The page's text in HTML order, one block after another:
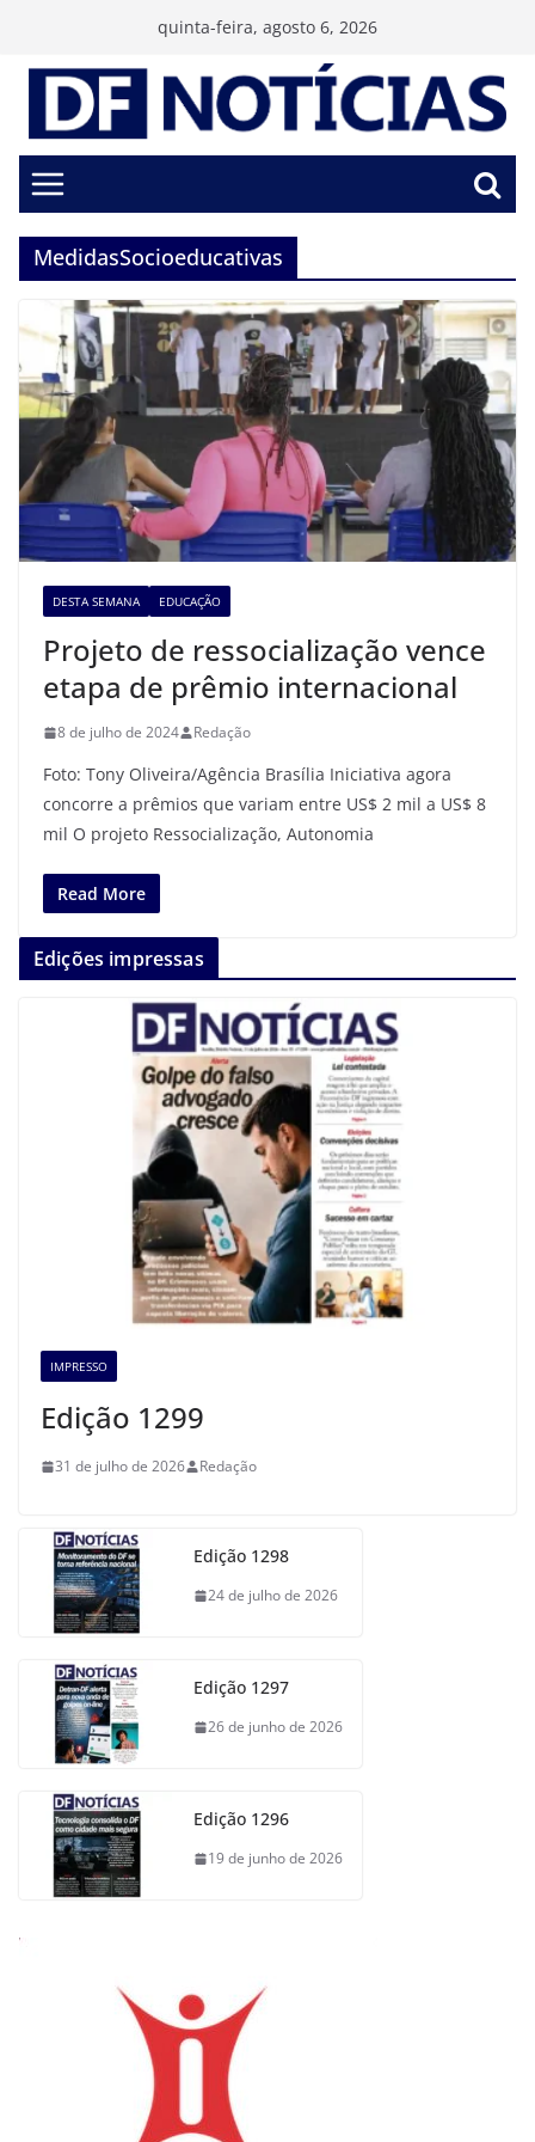
conteúdo
quinta-feira, agosto 6, 2026
MedidasSocioeducativas
DESTA SEMANA EDUCAÇÃO
Projeto de ressocialização vence
etapa de prêmio internacional
8 de julho de 2024 Redação
Foto: Tony Oliveira/Agência Brasília Iniciativa agora
concorre a prêmios que variam entre US$ 2 mil a US$ 8
mil O projeto Ressocialização, Autonomia
Read More
Edições impressas
IMPRESSO
Edição 1299
31 de julho de 2026 Redação
Edição 1298
24 de julho de 2026
Edição 1297
26 de junho de 2026
Edição 1296
19 de junho de 2026